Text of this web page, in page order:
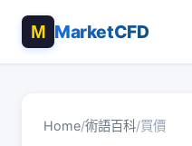
MarketCFD
Home/術語百科/買價